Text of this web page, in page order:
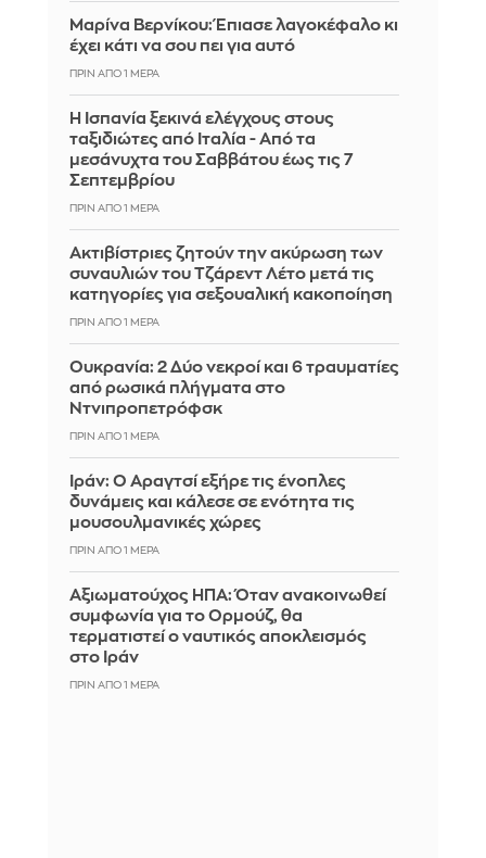
Μαρίνα Βερνίκου: Έπιασε λαγοκέφαλο κι
έχει κάτι να σου πει για αυτό
ΠΡΙΝ ΑΠΌ 1 ΜΈΡΑ
Η Ισπανία ξεκινά ελέγχους στους
ταξιδιώτες από Ιταλία - Από τα
μεσάνυχτα του Σαββάτου έως τις 7
Σεπτεμβρίου
ΠΡΙΝ ΑΠΌ 1 ΜΈΡΑ
Ακτιβίστριες ζητούν την ακύρωση των
συναυλιών του Τζάρεντ Λέτο μετά τις
κατηγορίες για σεξουαλική κακοποίηση
ΠΡΙΝ ΑΠΌ 1 ΜΈΡΑ
Ουκρανία: 2 Δύο νεκροί και 6 τραυματίες
από ρωσικά πλήγματα στο
Ντνιπροπετρόφσκ
ΠΡΙΝ ΑΠΌ 1 ΜΈΡΑ
Ιράν: Ο Αραγτσί εξήρε τις ένοπλες
δυνάμεις και κάλεσε σε ενότητα τις
μουσουλμανικές χώρες
ΠΡΙΝ ΑΠΌ 1 ΜΈΡΑ
Αξιωματούχος ΗΠΑ: Όταν ανακοινωθεί
συμφωνία για το Ορμούζ, θα
τερματιστεί ο ναυτικός αποκλεισμός
στο Ιράν
ΠΡΙΝ ΑΠΌ 1 ΜΈΡΑ